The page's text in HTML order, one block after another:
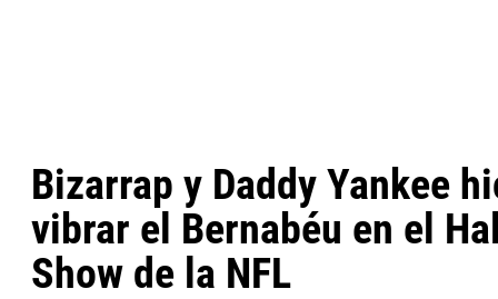
Bizarrap y Daddy Yankee
vibrar el Bernabéu en el
Show de la NFL